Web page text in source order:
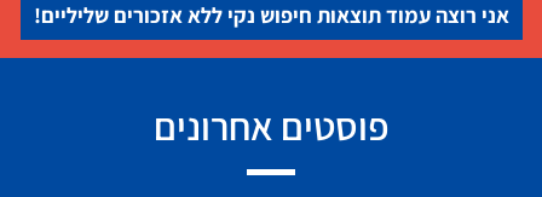
אני רוצה עמוד תוצאות חיפוש נקי ללא אזכורים שליליים!
פוסטים אחרונים